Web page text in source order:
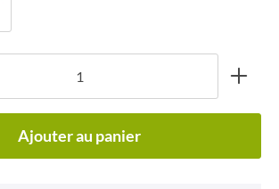
Ajouter au panier